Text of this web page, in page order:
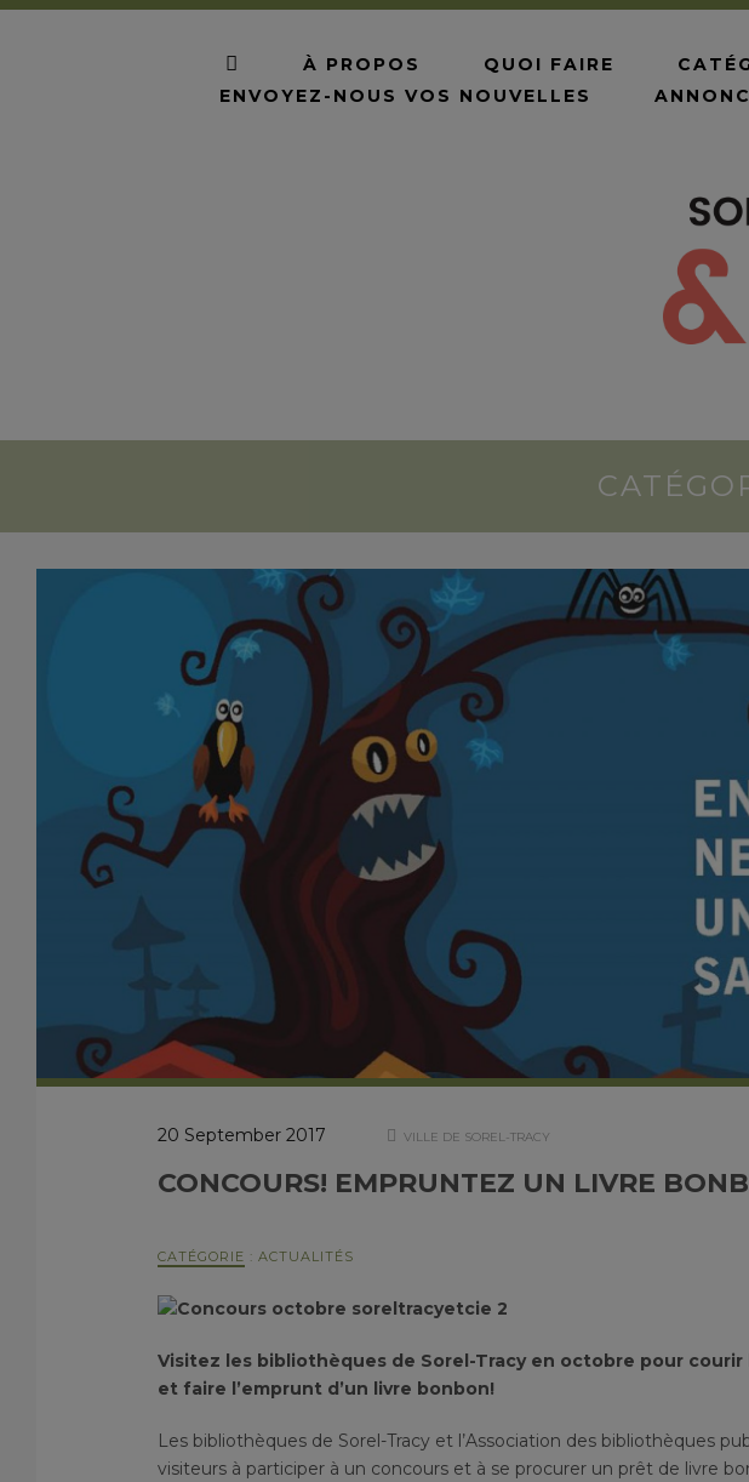
À PROPOS QUOI FAIRE
ENVOYEZ-NOUS VOS NOUVELLES
20 September 2017 VILLE DE SOREL-TRACY
CONCOURS! EMPRUNTEZ UN LIVRE
CATÉGORIE : ACTUALITÉS
Visitez les bibliothèques de Sorel-Tracy en octobre pour
et faire l’emprunt d’un livre bonbon!
Les bibliothèques de Sorel-Tracy et l’Association des bibliothèques
visiteurs à participer à un concours et à se procurer un prêt de livre